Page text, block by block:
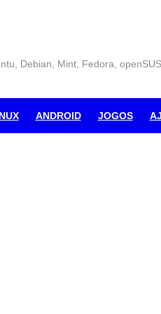
Debian, Mint, Fedora,
ANDROID JOGOS